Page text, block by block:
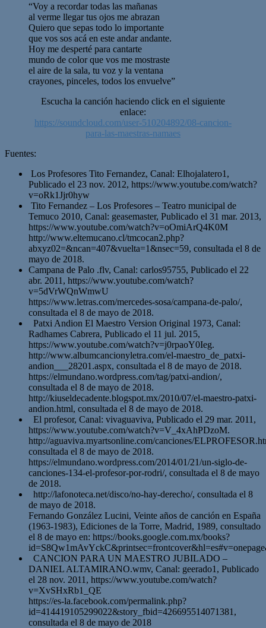
“Voy a recordar todas las mañanas
al verme llegar tus ojos me abrazan
Quiero que sepas todo lo importante
que vos sos acá en este andar andante.
Hoy me desperté para cantarte
mundo de color que vos me mostraste
el aire de la sala, tu voz y la ventana
crayones, pinceles, todos los envuelve”
Escucha la canción haciendo click en el siguiente
enlace:
https://soundcloud.com/user-510204892/08-cancion-
para-las-maestras-namaes
Fuentes:
Los Profesores Tito Fernandez, Canal: Elhojalatero1,
Publicado el 23 nov. 2012, https://www.youtube.com/watch?
v=oRk1Jjr0hyw
Tito Fernandez – Los Profesores – Teatro municipal de
Temuco 2010, Canal: geasemaster, Publicado el 31 mar. 2013,
https://www.youtube.com/watch?v=oOmiArQ4K0M
http://www.eltemucano.cl/tmcocan2.php?
abxyz02=&ncan=407&vuelta=1&nsec=59, consultada el 8 de
mayo de 2018.
Campana de Palo .flv, Canal: carlos95755, Publicado el 22
abr. 2011, https://www.youtube.com/watch?
v=5dVrWQnWmwU
https://www.letras.com/mercedes-sosa/campana-de-palo/,
consultada el 8 de mayo de 2018.
Patxi Andion El Maestro Version Original 1973, Canal:
Radhames Cabrera, Publicado el 11 jul. 2015,
https://www.youtube.com/watch?v=j0rpaoY0Ieg.
http://www.albumcancionyletra.com/el-maestro_de_patxi-
andion___28201.aspx, consultada el 8 de mayo de 2018.
https://elmundano.wordpress.com/tag/patxi-andion/,
consultada el 8 de mayo de 2018.
http://kiuseldecadente.blogspot.mx/2010/07/el-maestro-patxi-
andion.html, consultada el 8 de mayo de 2018.
El profesor, Canal: vivaguaviva, Publicado el 29 mar. 2011,
https://www.youtube.com/watch?v=V_4xAhPDzoM.
http://aguaviva.myartsonline.com/canciones/
consultada el 8 de mayo de 2018.
https://elmundano.wordpress.com/2014/01/21/un-siglo-de-
canciones-134-el-profesor-por-rodri/, consultada el 8 de mayo
de 2018.
http://lafonoteca.net/disco/no-hay-derecho/, consultada el 8
de mayo de 2018.
Fernando González Lucini, Veinte años de canción en España
(1963-1983), Ediciones de la Torre, Madrid, 1989, consultado
el 8 de mayo en: https://books.google.com.mx/books?
CANCION PARA UN MAESTRO JUBILADO –
DANIEL ALTAMIRANO.wmv, Canal: geerado1, Publicado
el 28 nov. 2011, https://www.youtube.com/watch?
v=XvSHxRb1_QE
https://es-la.facebook.com/permalink.php?
id=414419105299022&story_fbid=426695514071381,
consultada el 8 de mayo de 2018